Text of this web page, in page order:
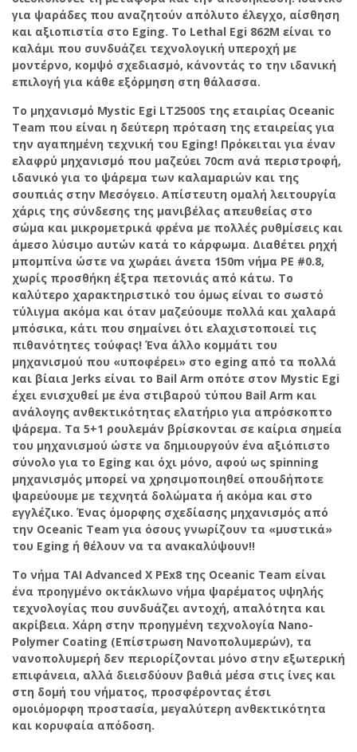
για ψαράδες που αναζητούν απόλυτο έλεγχο, αίσθηση
και αξιοπιστία στο Eging. Το Lethal Egi 862M είναι το
καλάμι που συνδυάζει τεχνολογική υπεροχή με
μοντέρνο, κομψό σχεδιασμό, κάνοντάς το την ιδανική
επιλογή για κάθε εξόρμηση στη θάλασσα.
Το μηχανισμό Mystic Egi LT2500S της εταιρίας Oceanic
Team που είναι η δεύτερη πρόταση της εταιρείας για
την αγαπημένη τεχνική του Eging! Πρόκειται για έναν
ελαφρύ μηχανισμό που μαζεύει 70cm ανά περιστροφή,
ιδανικό για το ψάρεμα των καλαμαριών και της
σουπιάς στην Μεσόγειο. Απίστευτη ομαλή λειτουργία
χάρις της σύνδεσης της μανιβέλας απευθείας στο
σώμα και μικρομετρικά φρένα με πολλές ρυθμίσεις και
άμεσο λύσιμο αυτών κατά το κάρφωμα. Διαθέτει ρηχή
μπομπίνα ώστε να χωράει άνετα 150m νήμα ΡΕ #0.8,
χωρίς προσθήκη έξτρα πετονιάς από κάτω. Το
καλύτερο χαρακτηριστικό του όμως είναι το σωστό
τύλιγμα ακόμα και όταν μαζεύουμε πολλά και χαλαρά
μπόσικα, κάτι που σημαίνει ότι ελαχιστοποιεί τις
πιθανότητες τούφας! Ένα άλλο κομμάτι του
μηχανισμού που «υποφέρει» στο eging από τα πολλά
και βίαια Jerks είναι το Bail Arm οπότε στον Mystic Egi
έχει ενισχυθεί με ένα στιβαρού τύπου Bail Arm και
ανάλογης ανθεκτικότητας ελατήριο για απρόσκοπτο
ψάρεμα. Τα 5+1 ρουλεμάν βρίσκονται σε καίρια σημεία
του μηχανισμού ώστε να δημιουργούν ένα αξιόπιστο
σύνολο για το Eging και όχι μόνο, αφού ως spinning
μηχανισμός μπορεί να χρησιμοποιηθεί οπουδήποτε
ψαρεύουμε με τεχνητά δολώματα ή ακόμα και στο
εγγλέζικο. Ένας όμορφης σχεδίασης μηχανισμός από
την Oceanic Team για όσους γνωρίζουν τα «μυστικά»
του Eging ή θέλουν να τα ανακαλύψουν!!
Το νήμα TAI Advanced X PEx8 της Oceanic Team είναι
ένα προηγμένο οκτάκλωνο νήμα ψαρέματος υψηλής
τεχνολογίας που συνδυάζει αντοχή, απαλότητα και
ακρίβεια. Χάρη στην προηγμένη τεχνολογία Nano-
Polymer Coating (Επίστρωση Νανοπολυμερών), τα
νανοπολυμερή δεν περιορίζονται μόνο στην εξωτερική
επιφάνεια, αλλά διεισδύουν βαθιά μέσα στις ίνες και
στη δομή του νήματος, προσφέροντας έτσι
ομοιόμορφη προστασία, μεγαλύτερη ανθεκτικότητα
και κορυφαία απόδοση.